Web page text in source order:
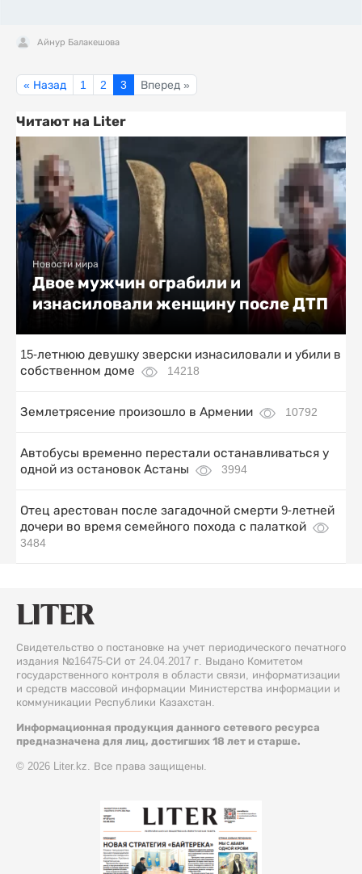
Айнур Балакешова
« Назад 1 2 3 Вперед »
Читают на Liter
Новости мира
Двое мужчин ограбили и
изнасиловали женщину после ДТП
15-летнюю девушку зверски изнасиловали и убили в
собственном доме
14218
Землетрясение произошло в Армении 10792
Автобусы временно перестали останавливаться у
одной из остановок Астаны
3994
Отец арестован после загадочной смерти 9-летней
дочери во время семейного похода с палаткой
3484
Свидетельство о постановке на учет периодического печатного
издания №16475-СИ от 24.04.2017 г. Выдано Комитетом
государственного контроля в области связи, информатизации
и средств массовой информации Министерства информации и
коммуникации Республики Казахстан.
Информационная продукция данного сетевого ресурса
предназначена для лиц, достигших 18 лет и старше.
© 2026 Liter.kz. Все права защищены.